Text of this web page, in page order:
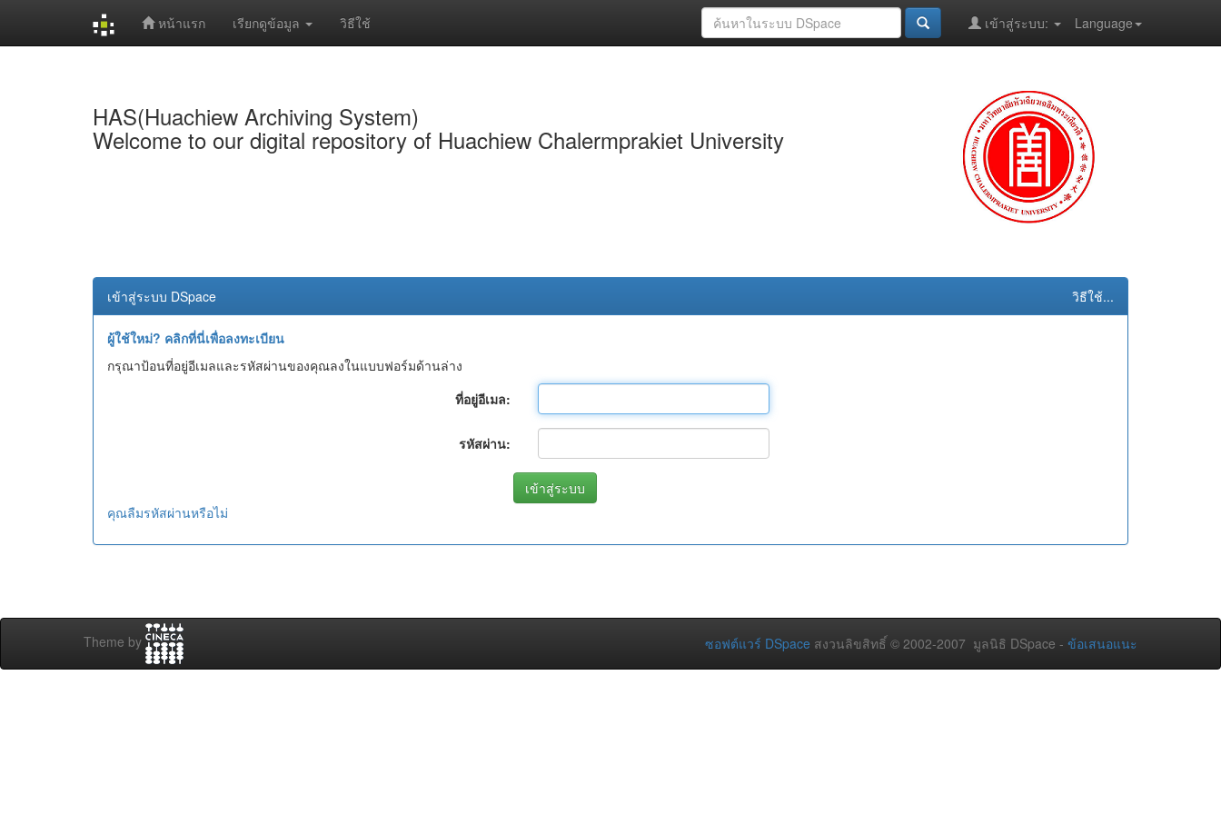
หน้าแรก เรียกดูข้อมูล วิธีใช้ Language
เข้าสู่ระบบ:
HAS(Huachiew Archiving System)
Welcome to our digital repository of Huachiew Chalermprakiet University
เข้าสู่ระบบ DSpace วิธีใช้...
ผู้ใช้ใหม่? คลิกที่นี่เพื่อลงทะเบียน
กรุณาป้อนที่อยู่อีเมลและรหัสผ่านของคุณลงในแบบฟอร์มด้านล่าง
ที่อยู่อีเมล:
รหัสผ่าน:
คุณลืมรหัสผ่านหรือไม่
Theme by ซอฟต์แวร์ DSpace สงวนลิขสิทธิ์ © 2002-2007 มูลนิธิ DSpace - ข้อเสนอแนะ